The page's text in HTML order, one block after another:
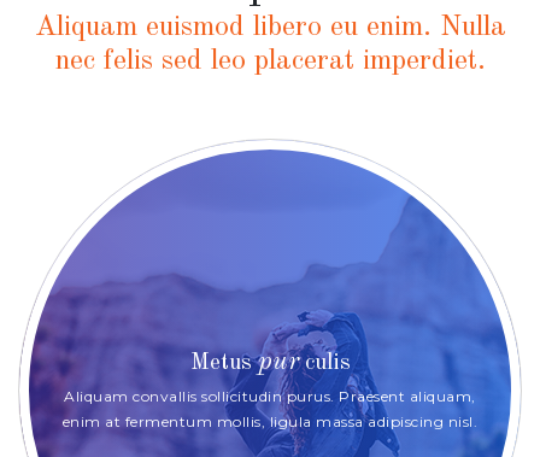
Aliquam euismod libero eu enim. Nulla
nec felis sed leo placerat imperdiet.
Metuspurculis
Aliquam convallis sollicitudin purus. Praesent aliquam,
enim at fermentum mollis, ligula massa adipiscing nisl.